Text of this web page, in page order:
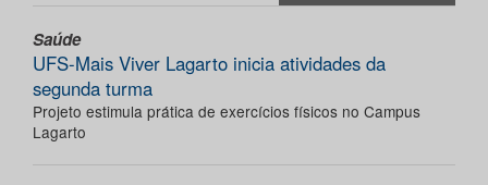
Saúde
UFS-Mais Viver Lagarto inicia atividades da
segunda turma
Projeto estimula prática de exercícios físicos no Campus
Lagarto